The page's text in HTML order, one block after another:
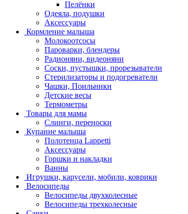
Пелёнки
Одеяла, подушки
Аксессуары
Кормление малыша
Молокоотсосы
Пароварки, блендеры
Радионяни, видеоняни
Соски, пустышки, прорезыватели
Стерилизаторы и подогреватели
Чашки, Поильники
Детские весы
Термометры
Товары для мамы
Слинги, переноски
Купание малыша
Полотенца Lappetti
Аксессуары
Горшки и накладки
Ванны
Игрушки, карусели, мобили, коврики
Велосипеды
Велосипеды двухколесные
Велосипеды трехколесные